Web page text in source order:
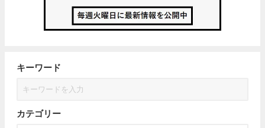
キーワード
カテゴリー